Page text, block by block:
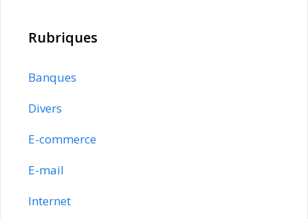
Rubriques
Banques
Divers
E-commerce
E-mail
Internet